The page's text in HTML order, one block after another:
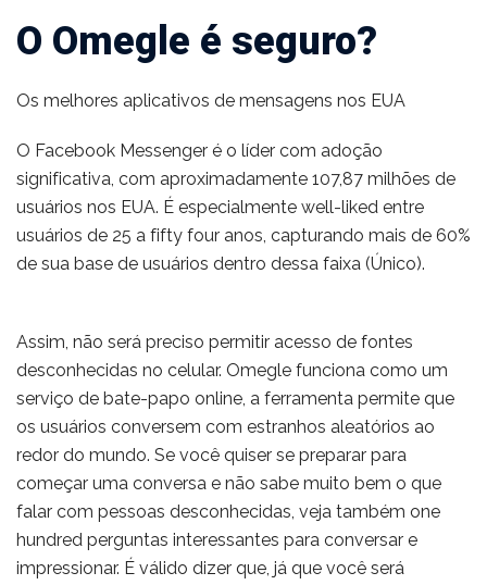
O Omegle é seguro?
Os melhores aplicativos de mensagens nos EUA
O Facebook Messenger é o líder com adoção
significativa, com aproximadamente 107,87 milhões de
usuários nos EUA. É especialmente well-liked entre
usuários de 25 a fifty four anos, capturando mais de 60%
de sua base de usuários dentro dessa faixa (Único).
Assim, não será preciso permitir acesso de fontes
desconhecidas no celular. Omegle funciona como um
serviço de bate-papo online, a ferramenta permite que
os usuários conversem com estranhos aleatórios ao
redor do mundo. Se você quiser se preparar para
começar uma conversa e não sabe muito bem o que
falar com pessoas desconhecidas, veja também one
hundred perguntas interessantes para conversar e
impressionar. É válido dizer que, já que você será